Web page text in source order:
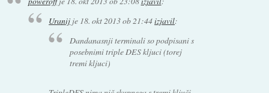
Uranij je 18. okt 2013 ob 21:44izjavil:
Dandanasnji terminali so podpisani s
posebnimi triple DES kljuci (torej
tremi kljuci)